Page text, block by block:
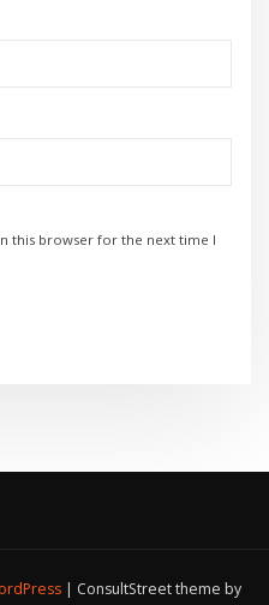
this browser for the next time I
ConsultStreet theme by